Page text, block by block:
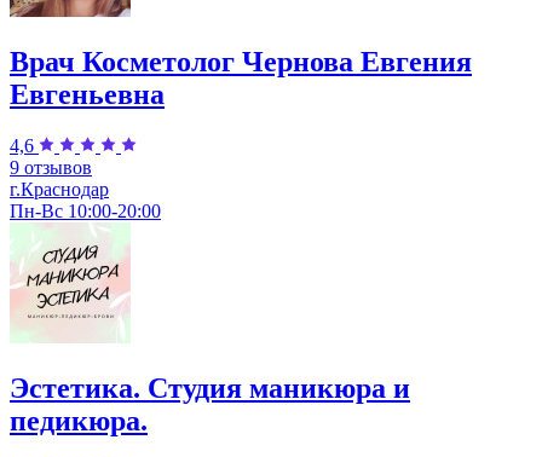
Врач Косметолог Чернова Евгения
Евгеньевна
4,6
9 отзывов
г.Краснодар
Пн-Вс 10:00-20:00
Эстетика. Студия маникюра и
педикюра.